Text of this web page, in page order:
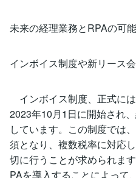
未来の経理業務とRPAの可
インボイス制度や新リース
インボイス制度、正式に
2023年10月1日に開始され
しています。この制度では
須となり、複数税率に対応
切に行うことが求められま
PAを導入することによって